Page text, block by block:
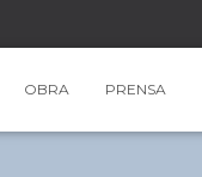
OBRA PRENSA